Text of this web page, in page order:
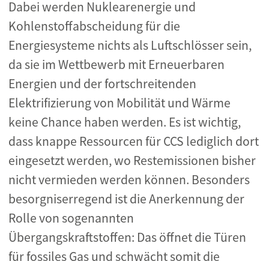
Dabei werden Nuklearenergie und
Kohlenstoffabscheidung für die
Energiesysteme nichts als Luftschlösser sein,
da sie im Wettbewerb mit Erneuerbaren
Energien und der fortschreitenden
Elektrifizierung von Mobilität und Wärme
keine Chance haben werden. Es ist wichtig,
dass knappe Ressourcen für CCS lediglich dort
eingesetzt werden, wo Restemissionen bisher
nicht vermieden werden können. Besonders
besorgniserregend ist die Anerkennung der
Rolle von sogenannten
Übergangskraftstoffen: Das öffnet die Türen
für fossiles Gas und schwächt somit die